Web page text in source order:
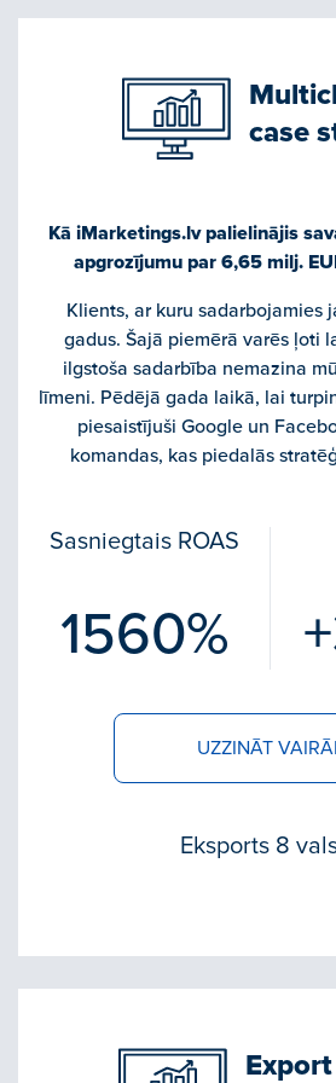
case
Kā iMarketings.lv palielinājis
apgrozījumu par 6,65 milj.
Klients, ar kuru sadarbojamies
gadus. Šajā piemērā varēs ļoti
ilgstoša sadarbība nemazina
līmeni. Pēdējā gada laikā, lai
piesaistījuši Google un
komandas, kas piedalās
Sasniegtais ROAS
1560%
UZZINĀT
Eksports 8
Export